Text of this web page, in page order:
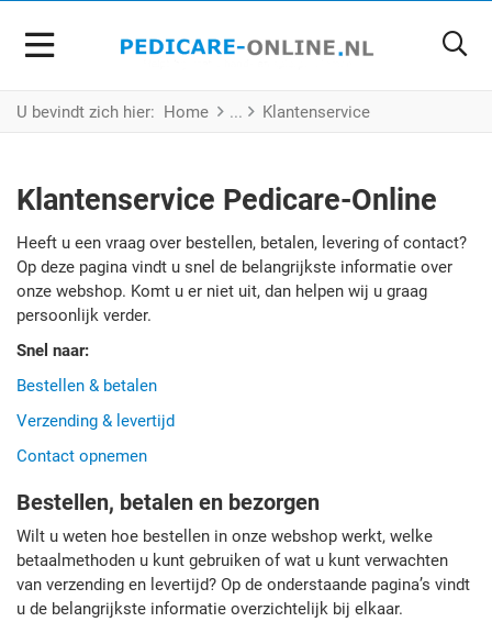
U bevindt zich hier: Home Klantenservice
Klantenservice Pedicare-Online
Heeft u een vraag over bestellen, betalen, levering of contact?
Op deze pagina vindt u snel de belangrijkste informatie over
onze webshop. Komt u er niet uit, dan helpen wij u graag
persoonlijk verder.
Snel naar:
Bestellen & betalen
Verzending & levertijd
Contact opnemen
Bestellen, betalen en bezorgen
Wilt u weten hoe bestellen in onze webshop werkt, welke
betaalmethoden u kunt gebruiken of wat u kunt verwachten
van verzending en levertijd? Op de onderstaande pagina’s vindt
u de belangrijkste informatie overzichtelijk bij elkaar.